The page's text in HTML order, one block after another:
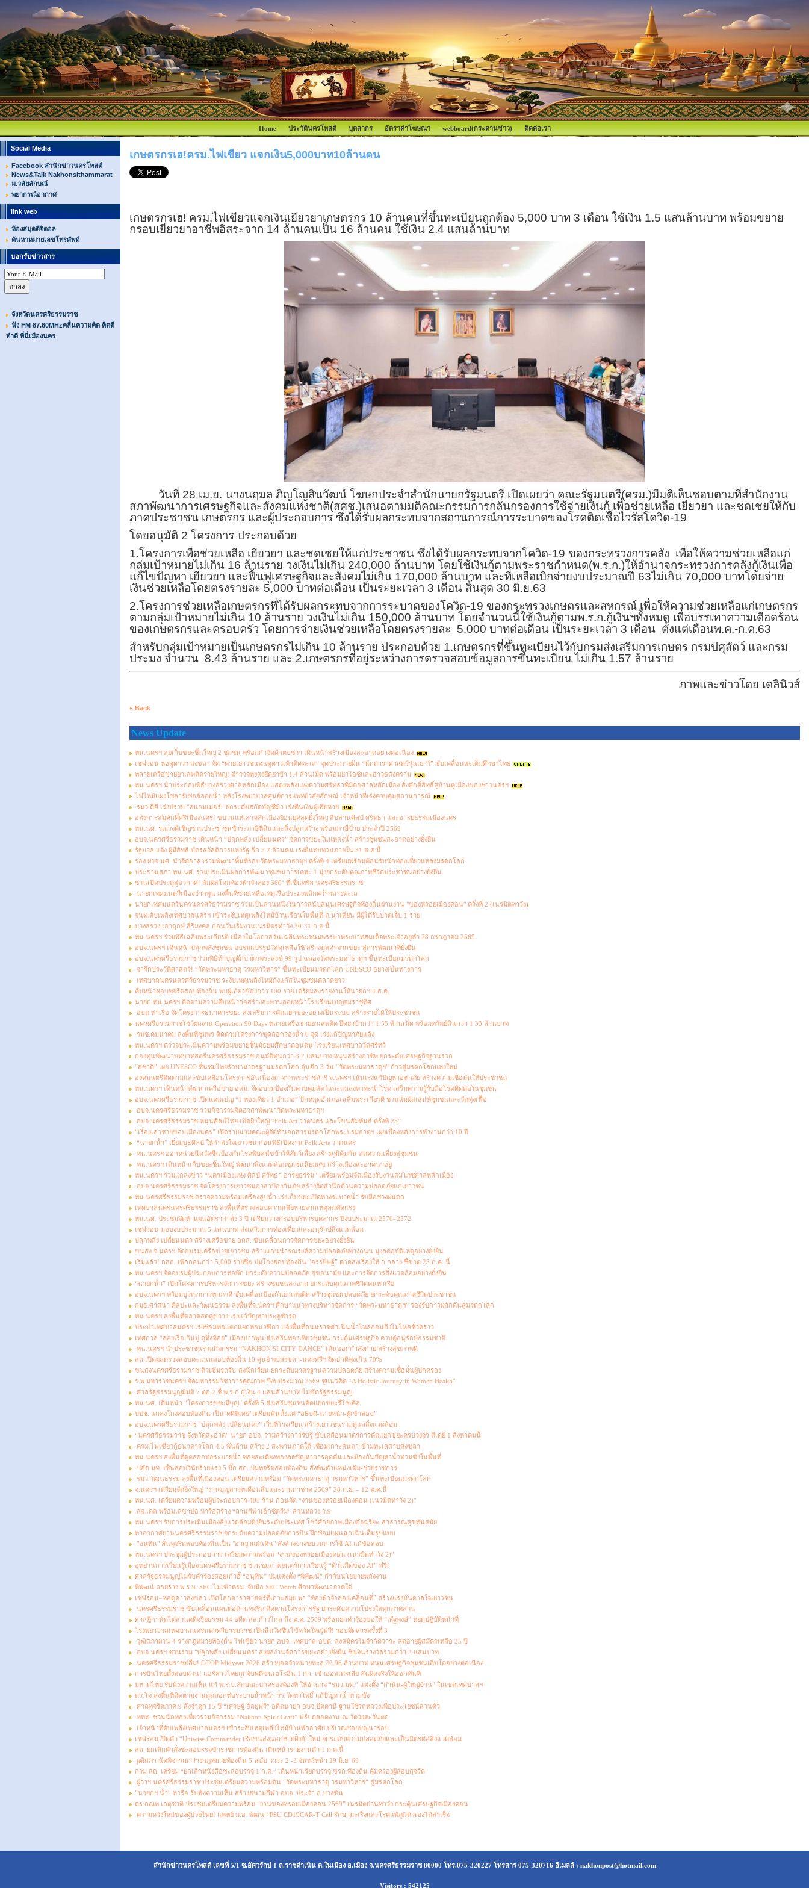
Home ประวัตินครโพสต์ บุคลากร อัตราค่าโฆษณา webboard(กระดานข่าว) ติดต่อเรา
Social Media
Facebook สำนักข่าวนครโพสต์
News&Talk Nakhonsithammarat
ม.วลัยลักษณ์
พยากรณ์อากาศ
link web
ห้องสมุดดิจิตอล
ค้นหาหมายเลขโทรศัพท์
บอกรับข่าวสาร
จังหวัดนครศรีธรรมราช
ฟัง FM 87.60MHzคลื่นความคิด คิดดี
ทำดี ที่นี่เมืองนคร
เกษตรกรเฮ!ครม.ไฟเขียว แจกเงิน5,000บาท10ล้านคน
เกษตรกรเฮ! ครม.ไฟเขียวแจกเงินเยียวยาเกษตรกร 10 ล้านคนที่ขึ้นทะเบียนถูกต้อง 5,000 บาท 3 เดือน ใช้เงิน 1.5 แสนล้านบาท พร้อมขยาย
กรอบเยียวยาอาชีพอิสระจาก 14 ล้านคนเป็น 16 ล้านคน ใช้เงิน 2.4 แสนล้านบาท
วันที่ 28 เม.ย. นางนฤมล ภิญโญสินวัฒน์ โฆษกประจำสำนักนายกรัฐมนตรี เปิดเผยว่า คณะรัฐมนตรี(ครม.)มีมติเห็นชอบตามที่สำนักงาน
สภาพัฒนาการเศรษฐกิจและสังคมแห่งชาติ(สศช.)เสนอตามมติคณะกรรมการกลั่นกรองการใช้จ่ายเงินกู้ เพื่อช่วยเหลือ เยียวยา และชดเชยให้กับ
ภาคประชาชน เกษตรกร และผู้ประกอบการ ซึ่งได้รับผลกระทบจากสถานการณ์การระบาดของโรคติดเชื้อไวรัสโควิด-19
โดยอนุมัติ 2 โครงการ ประกอบด้วย
1.โครงการเพื่อช่วยเหลือ เยียวยา และชดเชยให้แก่ประชาชน ซึ่งได้รับผลกระทบจากโควิด-19 ของกระทรวงการคลัง เพื่อให้ความช่วยเหลือแก่
กลุ่มเป้าหมายไม่เกิน 16 ล้านราย วงเงินไม่เกิน 240,000 ล้านบาท โดยใช้เงินกู้ตามพระราชกำหนด(พ.ร.ก.)ให้อำนาจกระทรวงการคลังกู้เงินเพื่อ
แก้ไขปัญหา เยียวยา และฟื้นฟูเศรษฐกิจและสังคมไม่เกิน 170,000 ล้านบาท และที่เหลือเบิกจ่ายงบประมาณปี 63ไม่เกิน 70,000 บาทโดยจ่าย
เงินช่วยเหลือโดยตรงรายละ 5,000 บาทต่อเดือน เป็นระยะเวลา 3 เดือน สิ้นสุด 30 มิ.ย.63
2.โครงการช่วยเหลือเกษตรกรที่ได้รับผลกระทบจากการระบาดของโควิด-19 ของกระทรวงเกษตรและสหกรณ์ เพื่อให้ความช่วยเหลือแก่เกษตรกร
ตามกลุ่มเป้าหมายไม่เกิน 10 ล้านราย วงเงินไม่เกิน 150,000 ล้านบาท โดยจำนวนนี้ใช้เงินกู้ตามพ.ร.ก.กู้เงินฯทั้งหมด เพื่อบรรเทาความเดือดร้อน
ของเกษตรกรและครอบครัว โดยการจ่ายเงินช่วยเหลือโดยตรงรายละ 5,000 บาทต่อเดือน เป็นระยะเวลา 3 เดือน ตั้งแต่เดือนพ.ค.-ก.ค.63
สำหรับกลุ่มเป้าหมายเป็นเกษตรกรไม่เกิน 10 ล้านราย ประกอบด้วย 1.เกษตรกรที่ขึ้นทะเบียนไว้กับกรมส่งเสริมการเกษตร กรมปศุสัตว์ และกรม
ประมง จำนวน 8.43 ล้านราย และ 2.เกษตรกรที่อยู่ระหว่างการตรวจสอบข้อมูลการขึ้นทะเบียน ไม่เกิน 1.57 ล้านราย
ภาพและข่าวโดย เดลินิวส์
« Back
News Update
ทน.นครฯ ลุยเก็บขยะชิ้นใหญ่ 2 ชุมชน พร้อมกำจัดผักตบชวา เดินหน้าสร้างเมืองสะอาดอย่างต่อเนื่อง
เชฟรอน หอดูดาวฯ สงขลา จัด “ค่ายเยาวชนคนดูดาวเท้าติดทะเล” จุดประกายฝัน “นักดาราศาสตร์รุ่นเยาว์” ขับเคลื่อนสะเต็มศึกษาไทย
ทลายเครือข่ายยาเสพติดรายใหญ่! ตำรวจทุ่งสงยึดยาบ้า 1.4 ล้านเม็ด พร้อมยาไอซ์และอาวุธสงคราม
ทน.นครฯ นำประกอบพิธีบวงสรวงศาลหลักเมือง แสดงพลังแห่งความศรัทธาที่มีต่อศาลหลักเมือง สิ่งศักดิ์สิทธิ์คู่บ้านคู่เมืองของชาวนครฯ
ไฟไหม้แผงโซลาร์เซลล์ลอยน้ำ หลังโรงพยาบาลศูนย์การแพทย์วลัยลักษณ์ เจ้าหน้าที่เร่งควบคุมสถานการณ์
รมว.ดีอี เร่งปราบ “สแกมเมอร์” ยกระดับสกัดบัญชีม้า เร่งคืนเงินผู้เสียหาย
อลังการสมศักดิ์ศรีเมืองนคร! ขบวนแห่เสาหลักเมืองย้อนยุคสุดยิ่งใหญ่ สืบสานศิลป์ ศรัทธา และอารยธรรมเมืองนคร
ทน.นศ. รณรงค์เชิญชวนประชาชนชำระภาษีที่ดินและสิ่งปลูกสร้าง พร้อมภาษีป้าย ประจำปี 2569
อบจ.นครศรีธรรมราช เดินหน้า “ปลุกพลัง เปลี่ยนนคร” จัดการขยะในแหล่งน้ำ สร้างชุมชนสะอาดอย่างยั่งยืน
รัฐบาล แจ้ง ผู้มีสิทธิ บัตรสวัสดิการแห่งรัฐ อีก 5.2 ล้านคน เร่งยื่นทบทวนภายใน 31 ส.ค.นี้
รอง ผวจ.นศ. นำจิตอาสาร่วมพัฒนาพื้นที่รอบวัดพระมหาธาตุฯ ครั้งที่ 4 เตรียมพร้อมต้อนรับนักท่องเที่ยวแหล่งมรดกโลก
ประธานสภา ทน.นศ. ร่วมประเมินผลการพัฒนาชุมชนการเคหะ 1 มุ่งยกระดับคุณภาพชีวิตประชาชนอย่างยั่งยืน
ชวนเปิดประตูสู่อวกาศ! สัมผัสโดมท้องฟ้าจำลอง 360° ที่เซ็นทรัล นครศรีธรรมราช
นายกเทศมนตรีเมืองปากพูน ลงพื้นที่ช่วยเหลือเหตุเรือประมงพลิกคว่ำกลางทะเล
นายกเทศมนตรีนครนครศรีธรรมราช ร่วมเป็นส่วนหนึ่งในการสนับสนุนเศรษฐกิจท้องถิ่นผ่านงาน "ของหรอยเมืองคอน" ครั้งที่ 2 (เนรมิตท่าวัง)
จนท.ดับเพลิงเทศบาลนครฯ เข้าระงับเหตุเพลิงไหม้บ้านเรือนในพื้นที่ ต.นาเคียน มีผู้ได้รับบาดเจ็บ 1 ราย
บวงสรวง เอาฤกษ์ สิริมงคล ก่อนวันเริ่มงานเนรมิตรท่าวัง 30-31 ก.ค.นี้
ทน.นครฯ ร่วมพิธีเฉลิมพระเกียรติ เนื่องในโอกาสวันเฉลิมพระชนมพรรษาพระบาทสมเด็จพระเจ้าอยู่หัว 28 กรกฎาคม 2569
อบจ.นครฯ เดินหน้าปลุกพลังชุมชน อบรมแปรรูปวัสดุเหลือใช้ สร้างมูลค่าจากขยะ สู่การพัฒนาที่ยั่งยืน
อบจ.นครศรีธรรมราช ร่วมพิธีทำบุญตักบาตรพระสงฆ์ 99 รูป ฉลองวัดพระมหาธาตุฯ ขึ้นทะเบียนมรดกโลก
จารึกประวัติศาสตร์! “วัดพระมหาธาตุ วรมหาวิหาร” ขึ้นทะเบียนมรดกโลก UNESCO อย่างเป็นทางการ
เทศบาลนครนครศรีธรรมราช ระงับเหตุเพลิงไหม้ถังแก๊สในชุมชนตลาดยาว
คืบหน้าสอบทุจริตสอบท้องถิ่น พบผู้เกี่ยวข้องกว่า 100 ราย เตรียมส่งรายงานให้นายกฯ 4 ส.ค.
นายก ทน.นครฯ ติดตามความคืบหน้าก่อสร้างสะพานลอยหน้าโรงเรียนเบญจมราชูทิศ
อบต.ท่าเรือ จัดโครงการธนาคารขยะ ส่งเสริมการคัดแยกขยะอย่างเป็นระบบ สร้างรายได้ให้ประชาชน
นครศรีธรรมราชโชว์ผลงาน Operation 90 Days ทลายเครือข่ายยาเสพติด ยึดยาบ้ากว่า 1.55 ล้านเม็ด พร้อมทรัพย์สินกว่า 1.33 ล้านบาท
รมช.คมนาคม ลงพื้นที่ชุมพร ติดตามโครงการขุดลอกร่องน้ำ 6 จุด เร่งแก้ปัญหาภัยแล้ง
ทน.นครฯ ตรวจประเมินความพร้อมขยายชั้นมัธยมศึกษาตอนต้น โรงเรียนเทศบาลวัดศรีทวี
กองทุนพัฒนาบทบาทสตรีนครศรีธรรมราช อนุมัติทุนกว่า 3.2 แสนบาท หนุนสร้างอาชีพ ยกระดับเศรษฐกิจฐานราก
“สุชาติ” เผย UNESCO ชื่นชมไทยรักษามาตรฐานมรดกโลก ลุ้นอีก 3 วัน “วัดพระมหาธาตุฯ” ก้าวสู่มรดกโลกแห่งใหม่
องคมนตรีติดตามและขับเคลื่อนโครงการอันเนื่องมาจากพระราชดำริ จ.นครฯ เน้นเร่งแก้ปัญหาอุทกภัย สร้างความเชื่อมั่นให้ประชาชน
ทน.นครฯ เดินหน้าพัฒนาเครือข่าย อสม. จัดอบรมป้องกันควบคุมสัตว์และแมลงพาหะนำโรค เสริมความรู้รับมือโรคติดต่อในชุมชน
อบจ.นครศรีธรรมราช เปิดแคมเปญ “1 ท่องเที่ยว 1 อำเภอ” ปักหมุดอำเภอเฉลิมพระเกียรติ ชวนสัมผัสเสน่ห์ชุมชนและวัดทุ่งเฟื้อ
อบจ.นครศรีธรรมราช ร่วมกิจกรรมจิตอาสาพัฒนาวัดพระมหาธาตุฯ
อบจ.นครศรีธรรมราช หนุนศิลป์ไทย เปิดยิ่งใหญ่ “Folk Art วาดนคร และโขนสัมพันธ์ ครั้งที่ 25”
“เรื่องเล่าชายขอบเมืองนคร” เปิดรายนามคณะผู้จัดทำเอกสารมรดกโลกพระบรมธาตุฯ เผยเบื้องหลังการทำงานกว่า 10 ปี
“นายกน้ำ” เยี่ยมบูธศิลป์ ให้กำลังใจเยาวชน ก่อนพิธีเปิดงาน Folk Arts วาดนคร
ทน.นครฯ ออกหน่วยฉีดวัคซีนป้องกันโรคพิษสุนัขบ้าให้สัตว์เลี้ยง สร้างภูมิคุ้มกัน ลดความเสี่ยงสู่ชุมชน
ทน.นครฯ เดินหน้าเก็บขยะชิ้นใหญ่ พัฒนาสิ่งแวดล้อมชุมชนนิยมสุข สร้างเมืองสะอาดน่าอยู่
ทน.นครฯ ร่วมแถลงข่าว “นครเมืองแห่ง ศิลป์ ศรัทธา อารยธรรม” เตรียมพร้อมจัดเมืองรับงานสมโภชศาลหลักเมือง
อบจ.นครศรีธรรมราช จัดโครงการเยาวชนอาสาป้องกันภัย สร้างจิตสำนึกด้านความปลอดภัยแก่เยาวชน
ทน.นครศรีธรรมราช ตรวจความพร้อมเครื่องสูบน้ำ เร่งเก็บขยะเปิดทางระบายน้ำ รับมือช่วงฝนตก
เทศบาลนครนครศรีธรรมราช ลงพื้นที่ตรวจสอบความเสียหายจากเหตุลมพัดแรง
ทน.นศ. ประชุมจัดทำแผนอัตรากำลัง 3 ปี เตรียมวางกรอบบริหารบุคลากร ปีงบประมาณ 2570–2572
เชฟรอน มอบงบประมาณ 5 แสนบาท ส่งเสริมการท่องเที่ยวและอนุรักษ์สิ่งแวดล้อม
ปลุกพลัง เปลี่ยนนคร สร้างเครือข่าย อถล. ขับเคลื่อนการจัดการขยะอย่างยั่งยืน
ขนส่ง จ.นครฯ จัดอบรมเครือข่ายเยาวชน สร้างแกนนำรณรงค์ความปลอดภัยทางถนน มุ่งลดอุบัติเหตุอย่างยั่งยืน
เริ่มแล้ว! กสถ. เพิกถอนกว่า 5,000 รายชื่อ ปมโกงสอบท้องถิ่น “อรรษิษฐ์” คาดส่งเรื่องให้ ก.กลาง ชี้ขาด 23 ก.ค. นี้
ทน.นครฯ จัดอบรมผู้ประกอบการหอพัก ยกระดับความปลอดภัย สุขอนามัย และการจัดการสิ่งแวดล้อมอย่างยั่งยืน
“นายกน้ำ” เปิดโครงการบริหารจัดการขยะ สร้างชุมชนสะอาด ยกระดับคุณภาพชีวิตคนท่าเรือ
อบจ.นครฯ พร้อมบูรณาการทุกภาคี ขับเคลื่อนป้องกันยาเสพติด สร้างชุมชนปลอดภัย ยกระดับคุณภาพชีวิตประชาชน
กมธ.ศาสนา ศิลปะและวัฒนธรรม ลงพื้นที่จ.นครฯ ศึกษาแนวทางบริหารจัดการ “วัดพระมหาธาตุฯ” รองรับการผลักดันสู่มรดกโลก
ทน.นครฯ ลงพื้นที่ตลาดสดคูขวาง เร่งแก้ปัญหาประตูชำรุด
ประปาเทศบาลนครฯ เร่งซ่อมท่อแตกแยกหอนาฬิกา แจ้งพื้นที่ถนนราชดำเนินน้ำไหลอ่อนถึงไม่ไหลชั่วคราว
เทศกาล “ล่องเรือ กินปู ดูหิ่งห้อย” เมืองปากพูน ส่งเสริมท่องเที่ยวชุมชน กระตุ้นเศรษฐกิจ ควบคู่อนุรักษ์ธรรมชาติ
ทน.นครฯ นำประชาชนร่วมกิจกรรม “NAKHON SI CITY DANCE” เต้นออกกำลังกาย สร้างสุขภาพดี
สถ.เปิดผลตรวจสอบคะแนนสอบท้องถิ่น 10 ศูนย์ พบสงขลา-นครศรีฯ ผิดปกติพุ่งเกิน 70%
ขนส่งนครศรีธรรมราช ติวเข้มรถรับ-ส่งนักเรียน ยกระดับมาตรฐานความปลอดภัย สร้างความเชื่อมั่นผู้ปกครอง
ร.พ.มหาราชนครฯ จัดมหกรรมวิชาการคุณภาพ ปีงบประมาณ 2569 ชูแนวคิด “A Holistic Journey in Women Health”
ศาลรัฐธรรมนูญมีมติ 7 ต่อ 2 ชี้ พ.ร.ก.กู้เงิน 4 แสนล้านบาท ไม่ขัดรัฐธรรมนูญ
ทน.นศ. เดินหน้า “โครงการขยะมีบุญ” ครั้งที่ 5 ส่งเสริมชุมชนคัดแยกขยะรีไซเคิล
ปปช. แถลงโกงสอบท้องถิ่น เป็น"คดีพิเศษ"เตรียมฟันตั้งแต่ “อธิบดี-นายหน้า-ผู้เข้าสอบ”
อบจ.นครศรีธรรมราช “ปลุกพลัง เปลี่ยนนคร” เริ่มที่โรงเรียน สร้างเยาวชนร่วมดูแลสิ่งแวดล้อม
“นครศรีธรรมราช จังหวัดสะอาด” นายก อบจ. ร่วมสร้างการรับรู้ ขับเคลื่อนมาตรการคัดแยกขยะครบวงจร ดีเดย์ 1 สิงหาคมนี้
ครม.ไฟเขียวกู้ธนาคารโลก 4.5 พันล้าน สร้าง 2 สะพานภาคใต้ เชื่อมเกาะลันตา-ข้ามทะเลสาบสงขลา
ทน.นครฯ ลงพื้นที่ดูดลอกท่อระบายน้ำ ซอยสะเดียงทองลดปัญหาการอุดตันและป้องกันปัญหาน้ำท่วมขังในพื้นที่
ปลัด มท. เซ็นสอบวินัยร้ายแรง 5 บิ๊ก สถ. ปมทุจริตสอบท้องถิ่น สั่งพ้นตำแหน่งเดิม-ช่วยราชการ
รมว.วัฒนธรรม ลงพื้นที่เมืองคอน เตรียมความพร้อม “วัดพระมหาธาตุ วรมหาวิหาร” ขึ้นทะเบียนมรดกโลก
จ.นครฯ เตรียมจัดยิ่งใหญ่ “งานบุญสารทเดือนสิบและงานกาชาด 2569” 28 ก.ย. – 12 ต.ค.นี้
ทน.นศ. เตรียมความพร้อมผู้ประกอบการ 405 ร้าน ก่อนจัด “งานของหรอยเมืองคอน (เนรมิตท่าวัง 2)”
สจ.เดล พร้อมเลขาปอ หารือสร้าง “ลานกีฬาเอ็กซ์ตรีม” สวนหลวง ร.9
ทน.นครฯ รับการประเมินเมืองสิ่งแวดล้อมยั่งยืนระดับประเทศ โชว์ศักยภาพเมืองอัจฉริยะ-สาธารณสุขทันสมัย
ท่าอากาศยานนครศรีธรรมราช ยกระดับความปลอดภัยการบิน ฝึกซ้อมแผนฉุกเฉินเต็มรูปแบบ
"อนุทิน" ลั่นทุจริตสอบท้องถิ่นเป็น "อาญาแผ่นดิน" สั่งล้างบางขบวนการใช้ AI แก้ข้อสอบ
ทน.นครฯ ประชุมผู้ประกอบการ เตรียมความพร้อม “งานของหรอยเมืองคอน (เนรมิตท่าวัง 2)”
อุทยานการเรียนรู้เมืองนครศรีธรรมราช ชวนชมภาพยนตร์การเรียนรู้ “ด้านมืดของ AI” ฟรี!
ศาลรัฐธรรมนูญไม่รับคำร้องสอยเก้าอี้ “อนุทิน” ปมแต่งตั้ง “พิพัฒน์” กำกับนโยบายพลังงาน
พิพัฒน์ ถอยร่าง พ.ร.บ. SEC ไม่เข้าครม. จับมือ SEC Watch ศึกษาพัฒนาภาคใต้
เชฟรอน–หอดูดาวสงขลา เปิดโลกดาราศาสตร์ที่เกาะสมุย พา “ท้องฟ้าจำลองเคลื่อนที่” สร้างแรงบันดาลใจเยาวชน
นครศรีธรรมราช ขับเคลื่อนแผนต่อต้านทุจริต ติดตามโครงการรัฐ ยกระดับความโปร่งใสทุกภาคส่วน
ศาลฎีกานัดไต่สวนคดีจริยธรรม 44 อดีต สส.ก้าวไกล ถึง ต.ค. 2569 พร้อมยกคำร้องขอให้ “ณัฐพงษ์” หยุดปฏิบัติหน้าที่
โรงพยาบาลเทศบาลนครนครศรีธรรมราช เปิดฉีดวัคซีนไข้หวัดใหญ่ฟรี! รอบจัดสรรครั้งที่ 3
วุฒิสภาผ่าน 4 ร่างกฎหมายท้องถิ่น ไฟเขียว นายก อบจ.-เทศบาล-อบต. ลงสมัครไม่จำกัดวาระ ลดอายุผู้สมัครเหลือ 25 ปี
อบจ.นครฯ ชวนร่วม "ปลุกพลัง เปลี่ยนนคร" ส่งผลงานจัดการขยะอย่างยั่งยืน ชิงเงินรางวัลรวมกว่า 2 แสนบาท
นครศรีธรรมราชปลื้ม! OTOP Midyear 2026 สร้างยอดจำหน่ายทะลุ 22.96 ล้านบาท หนุนเศรษฐกิจชุมชนเติบโตอย่างต่อเนื่อง
การบินไทยตั้งสอบด่วน! แอร์สาวไทยถูกจับคดีขนเฮโรอีน 1 กก. เข้าออสเตรเลีย ลั่นผิดจริงให้ออกทันที
มหาดไทย รับฟังความเห็น แก้ พ.ร.บ.ลักษณะปกครองท้องที่ ให้อำนาจ “รมว.มท.” แต่งตั้ง “กำนัน-ผู้ใหญ่บ้าน” ในเขตเทศบาลฯ
ดร.โจ ลงพื้นที่ติดตามงานดูดลอกท่อระบายน้ำหน้า รร.วัดท่าโพธิ์ แก้ปัญหาน้ำท่วมขัง
ศาลทุจริตภาค 9 สั่งจำคุก 15 ปี “เศรษฐ์ อัลยุฟรี” อดีตนายก อบจ.ปัตตานี ฐานใช้รถหลวงเพื่อประโยชน์ส่วนตัว
ททท. ชวนนักท่องเที่ยวร่วมกิจกรรม “Nakhon Spirit Craft” ฟรี! ตลอดงาน ณ วัดวังตะวันตก
เจ้าหน้าที่ดับเพลิงเทศบาลนครฯ เข้าระงับเหตุเพลิงไหม้บ้านพักอาศัย บริเวณซอยบุญนารอบ
เชฟรอนเปิดตัว “Uniwise Commander เรือขนส่งนอกชายฝั่งลำใหม่ ยกระดับความปลอดภัยและเป็นมิตรต่อสิ่งแวดล้อม
สถ. ยกเลิกคำสั่งชะลอบรรจุข้าราชการท้องถิ่น เดินหน้ารายงานตัว 1 ก.ค.นี้
วุฒิสภา นัดพิจารณาร่างกฎหมายท้องถิ่น 5 ฉบับ วาระ 2 -3 จันทร์หน้า 29 มิ.ย. 69
กรม สถ. เตรียม “ยกเลิกหนังสือชะลอบรรจุ 1 ก.ค.” เดินหน้าเรียกบรรจุ ขรก.ท้องถิ่น คุ้มครองผู้สอบสุจริต
ผู้ว่าฯ นครศรีธรรมราช ประชุมเตรียมความพร้อมดัน “วัดพระมหาธาตุ วรมหาวิหาร” สู่มรดกโลก
”นายกฯ น้ำ“ หารือ รับฟังความเห็น สร้างสนามกีฬา อบจ. ประจำ อ.บางขัน
ดร.กณพ เกตุชาติ ประชุมเตรียมความพร้อม “งานของหรอยเมืองคอน 2569” เนรมิตย่านท่าวัง กระตุ้นเศรษฐกิจเมืองคอน
ความหวังใหม่ของผู้ป่วยไทย! แพทย์ ม.อ. พัฒนา PSU CD19CAR-T Cell รักษามะเร็งและโรคแพ้ภูมิตัวเองได้สำเร็จ
สำนักข่าวนครโพสต์ เลขที่ 5/1 ซ.อัศวรักษ์ 1 ถ.ราชดำเนิน ต.ในเมือง อ.เมือง จ.นครศรีธรรมราช 80000 โทร.075-320227 โทรสาร 075-320716 อีเมลล์ : nakhonpost@hotmail.com
Visitors : 542125